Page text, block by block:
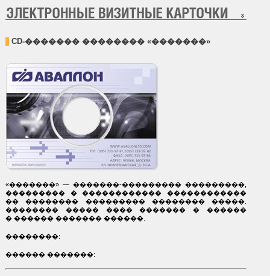
CD-������� �������� «�������»
«�������» — �������-��������� ���������,
��������� � ������������ ������������
�� �������� ��������� �������� �����.
�������� ����� ���� ������� � ������
� ������ ������� ������.
��������:
������ �������: